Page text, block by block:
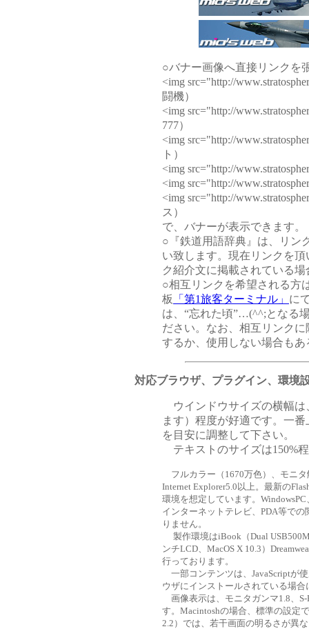
○バナー画像へ直接リンクを
<img src="http://
闘機）
<img src="http://
777）
<img src="http://
ト）
<img src="http://
<img src="http://
<img src="http://
ス）
で、バナーが表示できます。
○『鉄道用語辞典』は、リン
い致します。現在リンクを
ク紹介文に掲載されている
○相互リンクを希望される方
板
「第1旅客ターミナル」 に
は、“忘れた頃”…(^^;となる
ださい。なお、相互リンクに
するか、使用しない場合も
対応ブラウザ、プラグイン、環境
ウインドウサイズの横幅は
ます）程度が好適です。一
を目安に調整して下さい。
テキストのサイズは150%
フルカラー（1670万色）、モニ
Internet Explorer5.0以上。最新の
環境を想定しています。
インターネットテレビ、PDA等で
りません。
製作環境はiBook（Dual
ンチLCD、MacOS X 10.3）
行っております。
一部コンテンツは、JavaScriptが
ウザにインストールされている場
画像表示は、モニタガンマ1.8、
す。Macintoshの場合、標準の設定
2.2）では、若干画面の明るさが異